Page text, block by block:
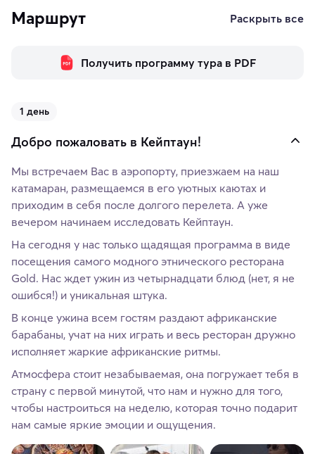
Маршрут Раскрыть все
Получить программу тура в PDF
1 день
Добро пожаловать в Кейптаун!
Мы встречаем Вас в аэропорту, приезжаем на наш
катамаран, размещаемся в его уютных каютах и
приходим в себя после долгого перелета. А уже
вечером начинаем исследовать Кейптаун.
На сегодня у нас только щадящая программа в виде
посещения самого модного этнического ресторана
Gold. Нас ждет ужин из четырнадцати блюд (нет, я не
ошибся!) и уникальная штука.
В конце ужина всем гостям раздают африканские
барабаны, учат на них играть и весь ресторан дружно
исполняет жаркие африканские ритмы.
Атмосфера стоит незабываемая, она погружает тебя в
страну c первой минутой, что нам и нужно для того,
чтобы настроиться на неделю, которая точно подарит
нам самые яркие эмоции и ощущения.